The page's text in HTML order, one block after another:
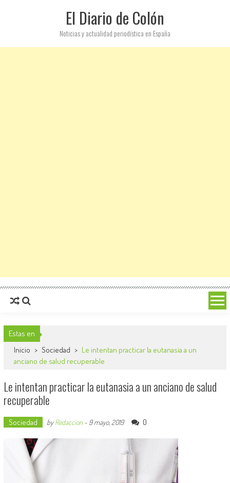
El Diario de Colón
Noticias y actualidad periodística en España
Estas en
Inicio > Sociedad > Le intentan practicar la eutanasia a un
anciano de salud recuperable
Le intentan practicar la eutanasia a un anciano de salud
recuperable
Sociedad byRedaccion- 9 mayo, 2019 0